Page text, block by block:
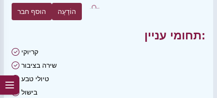
הוסף חבר הוֹדָעָה
תחומי עניין:
קריוקי
שירה בציבור
טיולי טבע
בישול